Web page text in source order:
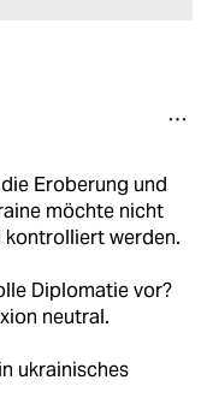
Eroberung und
möchte nicht
kontrolliert werden.
Diplomatie vor?
neutral.
ukrainisches